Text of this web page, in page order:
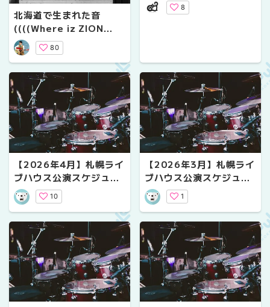
北海道で生まれた音
((((Where iz ZION
?)))) ライブレポート
80
Sapporo公演レポート
8
【2026年4月】札幌ライ
ブハウス公演スケジュー
ル｜気になるライブ情報
10
【2026年3月】札幌ライ
ブハウス公演スケジュー
ル｜気になるライブ情報
1